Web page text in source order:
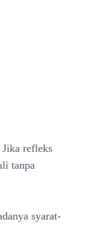
refleks
tanpa
syarat-